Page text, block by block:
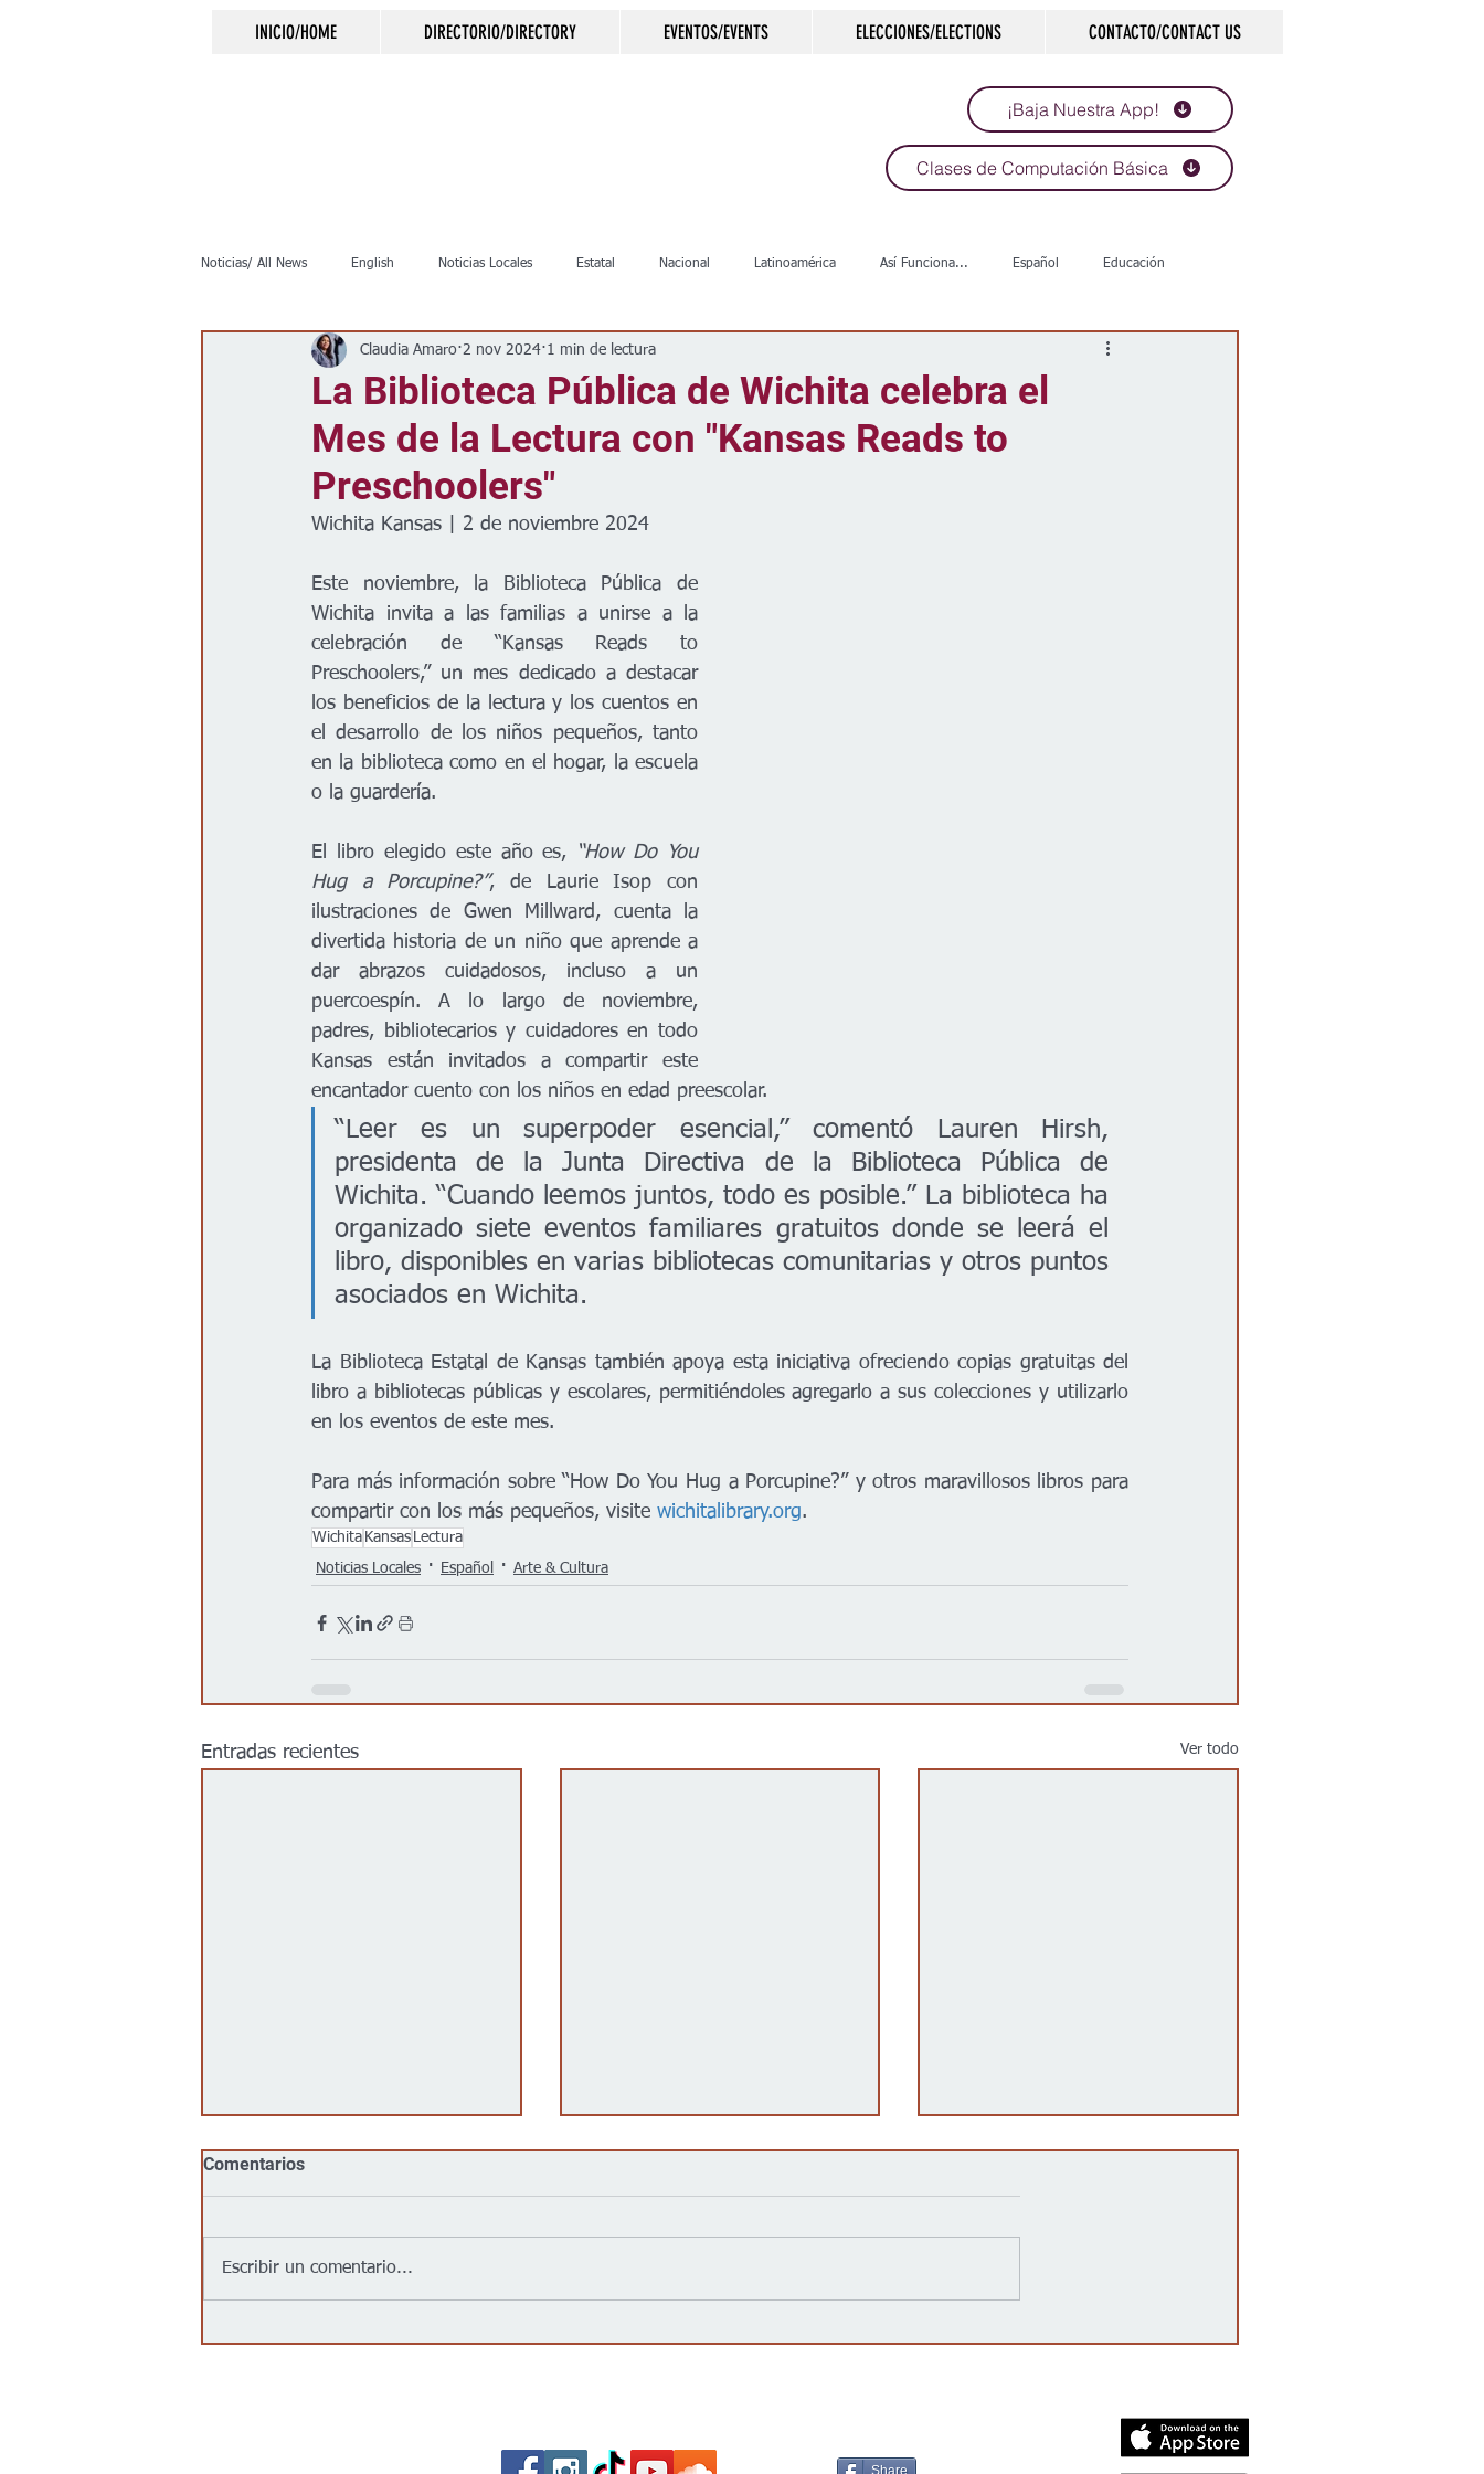
INICIO/HOME DIRECTORIO/DIRECTORY EVENTOS/EVENTS ELECCIONES/ELECTIONS CONTACTO/CONTACT US
¡Baja Nuestra App!
Clases de Computación Básica
Noticias/ All News English Noticias Locales Estatal Nacional Latinoamérica Así Funciona... Español Educación
Inmigración Crimen Negocios Salud Arte & Cultura
Clima Vivienda Escuelas Calles Desamparados Carreteras Comunidad
Espectáculos
La Biblioteca Pública de Wichita celebra el
Mes de la Lectura con "Kansas Reads to
Preschoolers"
Claudia Amaro 2 nov 2024 1 min de lectura
Wichita Kansas | 2 de noviembre 2024
Este noviembre, la Biblioteca Pública de
Wichita invita a las familias a unirse a la
celebración de “Kansas Reads to
Preschoolers,” un mes dedicado a destacar
los beneficios de la lectura y los cuentos en
el desarrollo de los niños pequeños, tanto
en la biblioteca como en el hogar, la escuela
o la guardería.
El libro elegido este año es,
“How Do You
Hug a Porcupine?”, de Laurie Isop con
ilustraciones de Gwen Millward, cuenta la
divertida historia de un niño que aprende a
dar abrazos cuidadosos, incluso a un
puercoespín. A lo largo de noviembre,
padres, bibliotecarios y cuidadores en todo
Kansas están invitados a compartir este
encantador cuento con los niños en edad preescolar.
“Leer es un superpoder esencial,” comentó Lauren Hirsh,
presidenta de la Junta Directiva de la Biblioteca Pública de
Wichita. “Cuando leemos juntos, todo es posible.” La biblioteca ha
organizado siete eventos familiares gratuitos donde se leerá el
libro, disponibles en varias bibliotecas comunitarias y otros puntos
asociados en Wichita.
La Biblioteca Estatal de Kansas también apoya esta iniciativa ofreciendo copias gratuitas del
libro a bibliotecas públicas y escolares, permitiéndoles agregarlo a sus colecciones y utilizarlo
en los eventos de este mes.
Para más información sobre “How Do You Hug a Porcupine?” y otros maravillosos libros para
compartir con los más pequeños, visite wichitalibrary.org.
Wichita Kansas Lectura
Noticias Locales
Español Arte & Cultura
Entradas recientes Ver todo
Comentarios
Escribir un comentario...